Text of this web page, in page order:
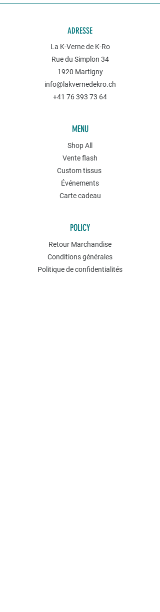
ADRESSE
La K-Verne de K-Ro
Rue du Simplon 34
1920 Martigny
info@lakvernedekro.ch
+41 76 393 73 64
MENU
Shop All
Vente flash
Custom tissus
Événements
Carte cadeau
POLICY
Retour Marchandise
Conditions générales
Politique de confidentialités